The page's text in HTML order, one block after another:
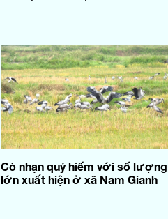
Cò nhạn quý hiếm với số lượng
lớn xuất hiện ở xã Nam Gianh